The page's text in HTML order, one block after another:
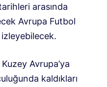
​​arasında
Avrupa Futbol
izleyebilecek.
Avrupa’ya
kaldıkları